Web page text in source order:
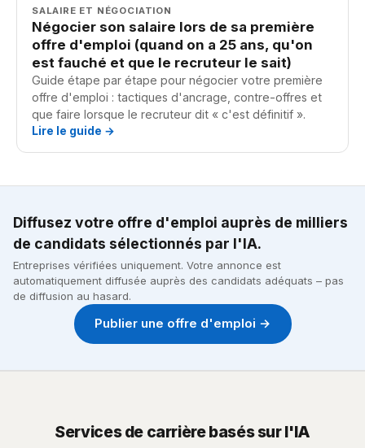
SALAIRE ET NÉGOCIATION
Négocier son salaire lors de sa première
offre d'emploi (quand on a 25 ans, qu'on
est fauché et que le recruteur le sait)
Guide étape par étape pour négocier votre première
offre d'emploi : tactiques d'ancrage, contre-offres et
que faire lorsque le recruteur dit « c'est définitif ».
Lire le guide →
Diffusez votre offre d'emploi auprès de milliers
de candidats sélectionnés par l'IA.
Entreprises vérifiées uniquement. Votre annonce est
automatiquement diffusée auprès des candidats adéquats – pas
de diffusion au hasard.
Publier une offre d'emploi →
Services de carrière basés sur l'IA